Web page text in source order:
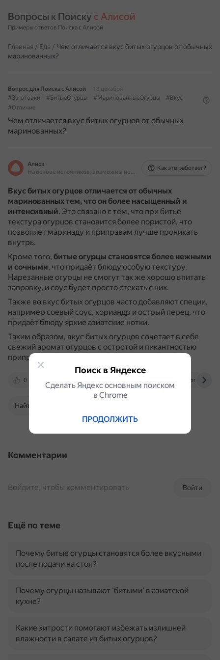
Вопросы к Поиску с Алисой
Примеры ответов Поиска с Алисой
Главная / Еда / Чем отличается вкус битых огурцов от обычных
маринованных?
Вопрос для Поиска с Алисой
18 декабря
#Заготовки
#БитыеОгурцы #МаринованныеОгурцы
#Вкус
#Отличие
Чем отличается вкус битых огурцов от обычных
маринованных?
Алиса
На основе источников, возможны неточности
Как это работает?
Вкус битых огурцов отличается от обычных
маринованных тем, что он более насыщенный и
интенсивный. Это связано с тем, что при битье
текстура огурцов становится более пористой, что
позволяет маринаду и приправам лучше проникать
внутрь.
Кроме того, битые огурцы становятся более нежными
и сочными, что придаёт блюду особую текстуру.
Нарезанные огурцы не смогут так же хорошо впитать
заправку, и соус будет просто стекать с них.
Также во вкус битых огурцов часто добавляют специи,
например соевый соус, кориандр и острый перец, что
придаёт блюду яркие азиатские нотки.
Таким образом, вкус битых огурцов сочетает в себе
свежий аромат огурцов с остротой и пикантностью
приправ.
0
Найти в Поиске
Комментарии
Войти
Войдите, чтобы комментировать
Ещё по теме
Почему битые огурцы становятся более вкусными
после подачи на стол?
Почему огурцы называют 'битыми' в азиатской
кухне?
Какие хитрости помогают избежать излишней
влажности в салате из битых огурцов?
Поиск в Яндексе
Сделать Яндекс основным поиском
в Сhrome
ПРОДОЛЖИТЬ